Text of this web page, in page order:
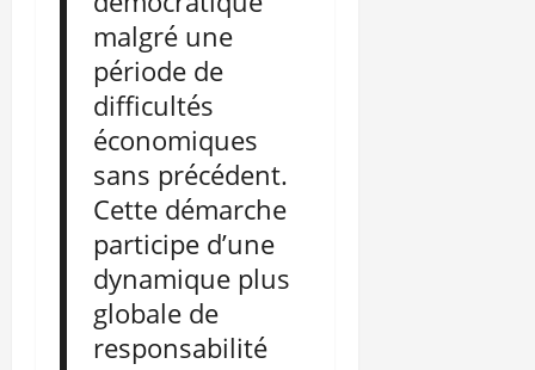
malgré une
période de
difficultés
économiques
sans précédent.
Cette démarche
participe d’une
dynamique plus
globale de
responsabilité